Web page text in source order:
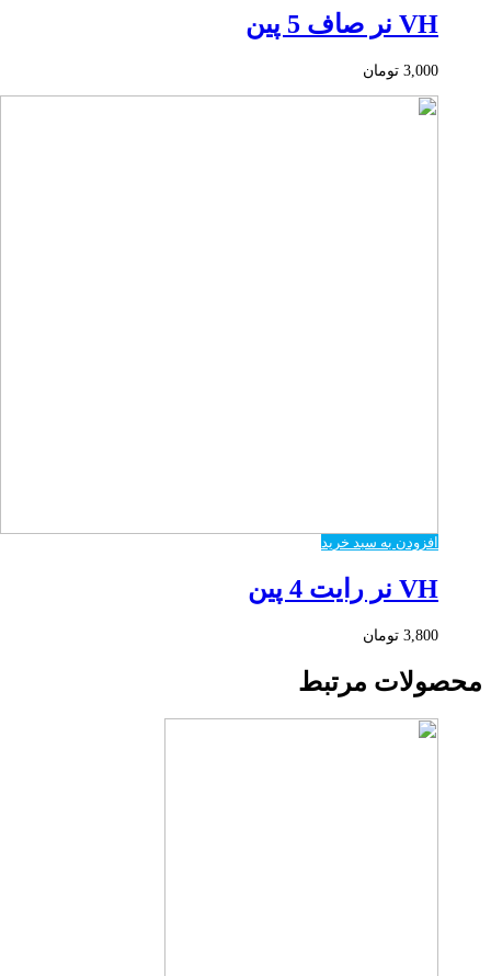
VH نر صاف 5 پین
3,000 تومان
افزودن به سبد خرید
VH نر رایت 4 پین
3,800 تومان
محصولات مرتبط